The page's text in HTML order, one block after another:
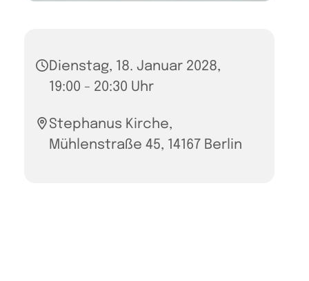
Dienstag, 18. Januar 2028,
19:00 - 20:30 Uhr
Stephanus Kirche,
Mühlenstraße 45, 14167 Berlin